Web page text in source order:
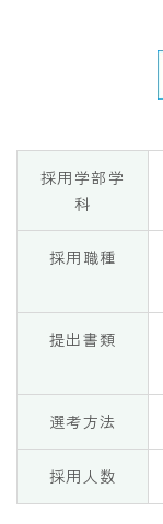
採用学部学
科
採用職種
提出書類
選考方法
採用人数